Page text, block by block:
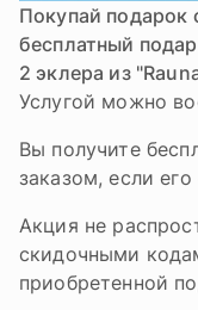
Покупай
бесплатный
2 эклера из
Услугой можно
Вы получите
заказом, если
Акция не
скидочными
приобретенной